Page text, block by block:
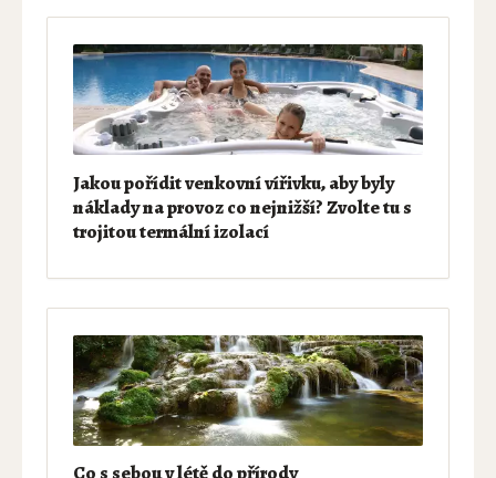
Jakou pořídit venkovní vířivku, aby byly
náklady na provoz co nejnižší? Zvolte tu s
trojitou termální izolací